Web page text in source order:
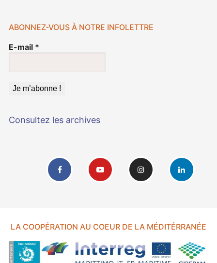
ABONNEZ-VOUS À NOTRE INFOLETTRE
E-mail *
Consultez les archives
LA COOPÉRATION AU COEUR DE LA MÉDITÉRRANÉE